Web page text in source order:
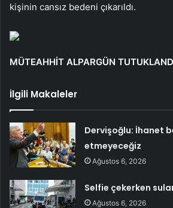
kişinin cansız bedeni çıkarıldı.
MÜTEAHHİT ALPARGÜN
İlgili Makaleler
Dervişoğlu: İhanet
etmeyeceğiz
Ağustos 6, 2026
Selfie çekerken
Ağustos 6, 2026